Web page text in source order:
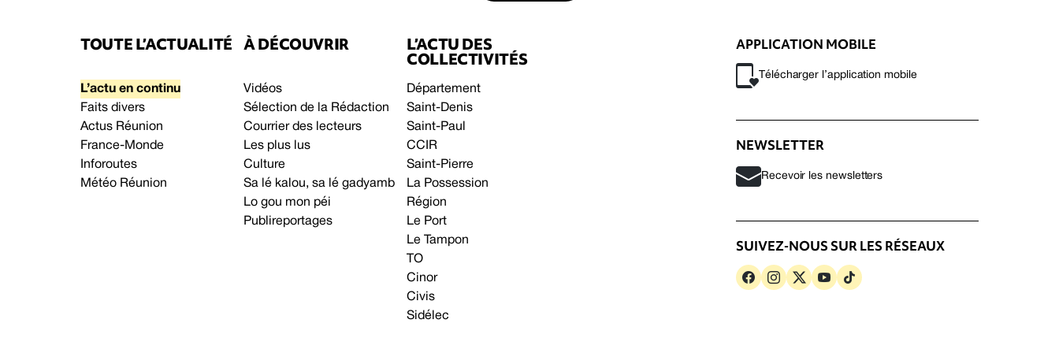
TOUTE L’ACTUALITÉ
L’actu en continu
Faits divers
Actus Réunion
France-Monde
Inforoutes
Météo Réunion
À DÉCOUVRIR
Vidéos
Sélection de la Rédaction
Courrier des lecteurs
Les plus lus
Culture
Sa lé kalou, sa lé gadyamb
Lo gou mon péi
Publireportages
L’ACTU DES
COLLECTIVITÉS
Département
Saint-Denis
Saint-Paul
CCIR
Saint-Pierre
La Possession
Région
Le Port
Le Tampon
TO
Cinor
Civis
Sidélec
APPLICATION MOBILE
Télécharger l’application mobile
NEWSLETTER
Recevoir les newsletters
SUIVEZ-NOUS SUR LES RÉSEAUX